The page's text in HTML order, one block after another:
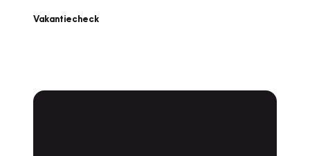
Vakantiecheck